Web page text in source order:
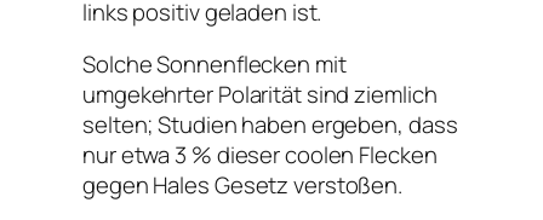
links positiv geladen ist.
Solche Sonnenflecken mit
umgekehrter Polarität sind ziemlich
selten; Studien haben ergeben, dass
nur etwa 3 % dieser coolen Flecken
gegen Hales Gesetz verstoßen.